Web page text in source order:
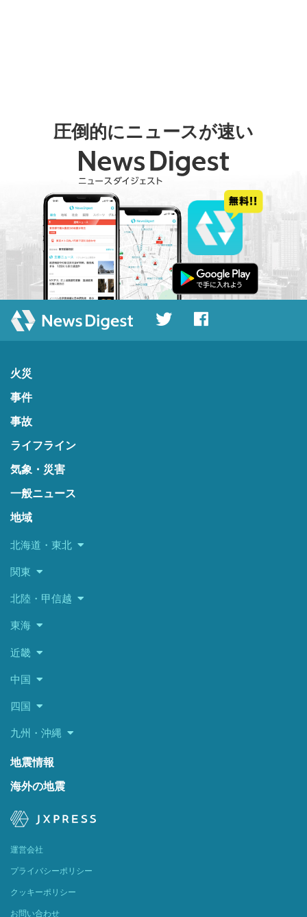
圧倒的にニュースが速い
火災
事件
事故
ライフライン
気象・災害
一般ニュース
地域
北海道・東北
関東
北陸・甲信越
東海
近畿
中国
四国
九州・沖縄
地震情報
海外の地震
運営会社
プライバシーポリシー
クッキーポリシー
お問い合わせ